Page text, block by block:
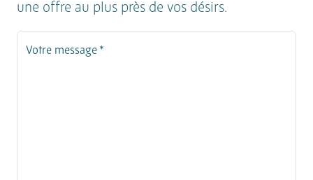
une offre au plus près de vos désirs.
Votre message *